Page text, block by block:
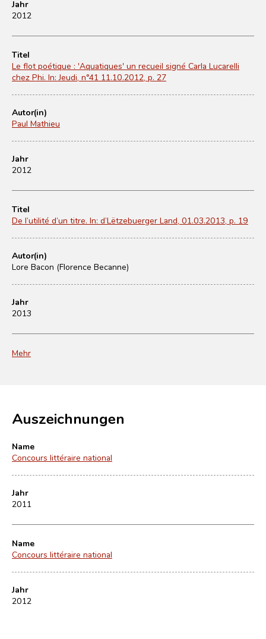
Jahr
2012
Titel
Le flot poétique : 'Aquatiques' un recueil signé Carla Lucarelli
chez Phi. In: Jeudi, n°41 11.10.2012, p. 27
Autor(in)
Paul Mathieu
Jahr
2012
Titel
De l’utilité d’un titre. In: d’Lëtzebuerger Land, 01.03.2013, p. 19
Autor(in)
Lore Bacon (Florence Becanne)
Jahr
2013
Mehr
Auszeichnungen
Name
Concours littéraire national
Jahr
2011
Name
Concours littéraire national
Jahr
2012